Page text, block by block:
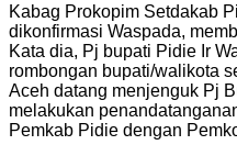
Kabag Prokopim Setdakab
dikonfirmasi Waspada,
Kata dia, Pj bupati Pidie Ir
rombongan bupati/walikota
Aceh datang menjenguk Pj
melakukan
Pemkab Pidie dengan